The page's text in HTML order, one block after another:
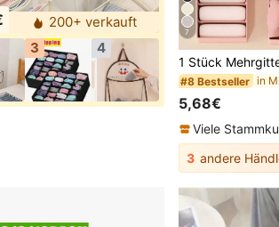
200+ verkauft
3 4
7
#8 Bestseller
5,68€
Viele
3 andere